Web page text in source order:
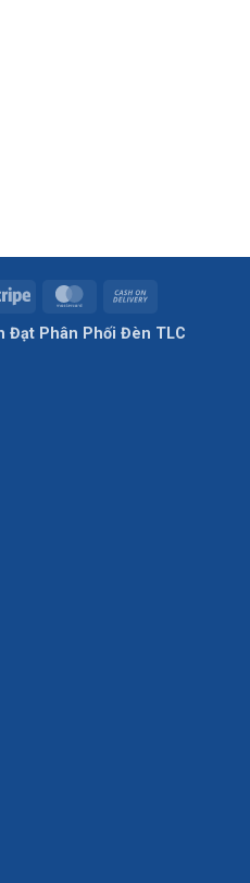
Stripe MasterCard
Delivery
Đạt Phân Phối Đèn TLC